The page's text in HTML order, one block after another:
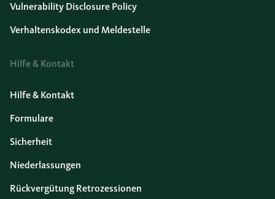
Vulnerability Disclosure Policy
Verhaltenskodex und Meldestelle
Hilfe & Kontakt
Hilfe & Kontakt
Formulare
Sicherheit
Niederlassungen
Rückvergütung Retrozessionen